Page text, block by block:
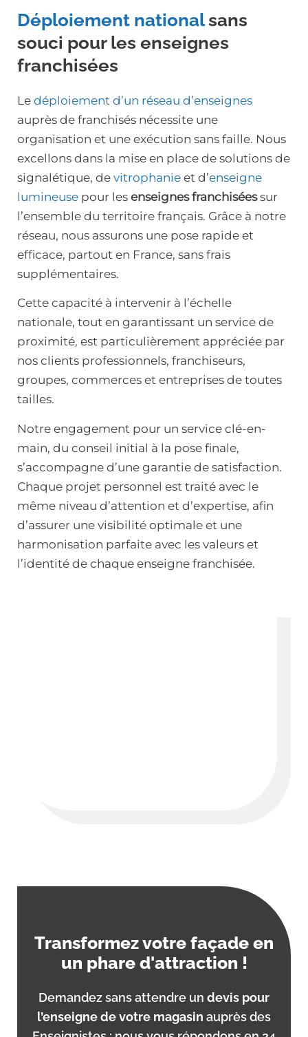
Déploiement nationalsans
souci pour les enseignes
franchisées
Le déploiement d’un réseau d’enseignes
auprès de franchisés nécessite une
organisation et une exécution sans faille. Nous
excellons dans la mise en place de solutions de
signalétique, de vitrophanie et d’enseigne
lumineuse pour les enseignes franchiséessur
l’ensemble du territoire français. Grâce à notre
réseau, nous assurons une pose rapide et
efficace, partout en France, sans frais
supplémentaires.
Cette capacité à intervenir à l’échelle
nationale, tout en garantissant un service de
proximité, est particulièrement appréciée par
nos clients professionnels, franchiseurs,
groupes, commerces et entreprises de toutes
tailles.
Notre engagement pour un service clé-en-
main, du conseil initial à la pose finale,
s’accompagne d’une garantie de satisfaction.
Chaque projet personnel est traité avec le
même niveau d’attention et d’expertise, afin
d’assurer une visibilité optimale et une
harmonisation parfaite avec les valeurs et
l’identité de chaque enseigne franchisée.
Transformez votre façade en
un phare d'attraction !
Demandez sans attendre un devis pour
l’enseigne de votre magasin auprès des